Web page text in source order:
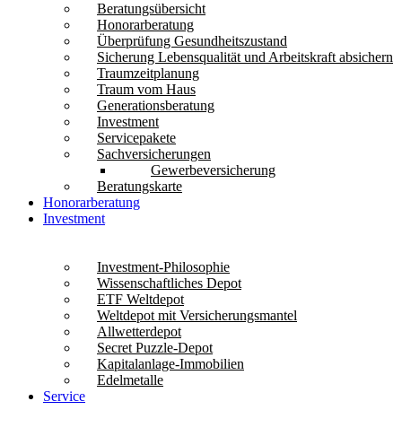
Beratungsübersicht
Honorarberatung
Überprüfung Gesundheitszustand
Sicherung Lebensqualität und Arbeitskraft absichern
Traumzeitplanung
Traum vom Haus
Generationsberatung
Investment
Servicepakete
Sachversicherungen
Gewerbeversicherung
Beratungskarte
Honorarberatung
Investment
Investment-Philosophie
Wissenschaftliches Depot
ETF Weltdepot
Weltdepot mit Versicherungsmantel
Allwetterdepot
Secret Puzzle-Depot
Kapitalanlage-Immobilien
Edelmetalle
Service